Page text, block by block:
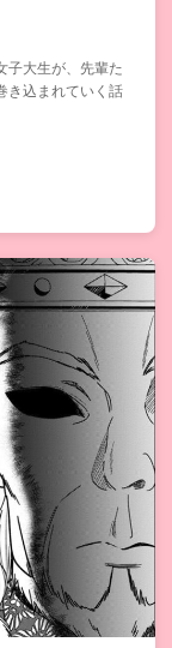
子大生が、先輩た
き込まれていく話